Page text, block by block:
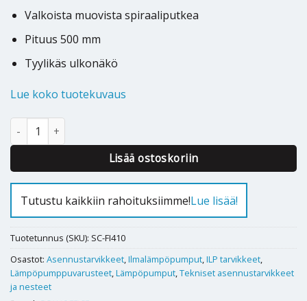
Valkoista muovista spiraaliputkea
Pituus 500 mm
Tyylikäs ulkonäkö
Lue koko tuotekuvaus
Ilmalämpöpumpun kylmäaineputkien spiraalisuojus FI410 määrä
Lisää ostoskoriin
Alternative:
Tutustu kaikkiin rahoituksiimme!Lue lisää!
Tuotetunnus (SKU): SC-FI410
Osastot: Asennustarvikkeet,Ilmalämpöpumput,ILP tarvikkeet,
Lämpöpumppuvarusteet,Lämpöpumput,Tekniset asennustarvikkeet
ja nesteet